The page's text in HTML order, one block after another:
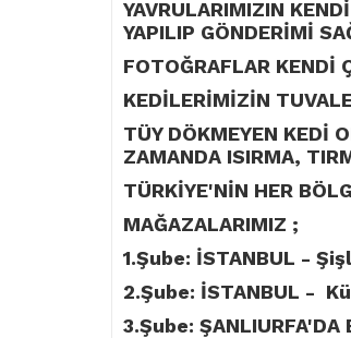
YAVRULARIMIZIN
YAPILIP GÖNDERİMİ
FOTOĞRAFLAR KENDİ
KEDİLERİMİZİN
TÜY DÖKMEYEN KEDİ
ZAMANDA ISIRMA,
TÜRKİYE'NİN HER
MAĞAZALARIMIZ ;
1.Şube: İSTANBUL -
2.Şube: İSTANBUL -
3.Şube: ŞANLIURFA'DA